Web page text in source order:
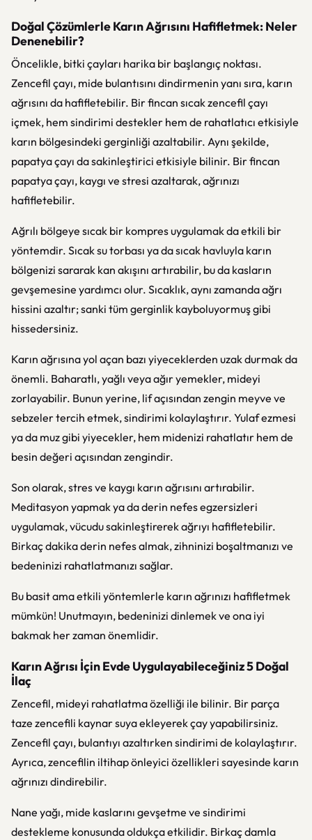
Doğal Çözümlerle Karın Ağrısını Hafifletmek: Neler
Denenebilir?
Öncelikle, bitki çayları harika bir başlangıç noktası.
Zencefil çayı, mide bulantısını dindirmenin yanı sıra, karın
ağrısını da hafifletebilir. Bir fincan sıcak zencefil çayı
içmek, hem sindirimi destekler hem de rahatlatıcı etkisiyle
karın bölgesindeki gerginliği azaltabilir. Aynı şekilde,
papatya çayı da sakinleştirici etkisiyle bilinir. Bir fincan
papatya çayı, kaygı ve stresi azaltarak, ağrınızı
hafifletebilir.
Ağrılı bölgeye sıcak bir kompres uygulamak da etkili bir
yöntemdir. Sıcak su torbası ya da sıcak havluyla karın
bölgenizi sararak kan akışını artırabilir, bu da kasların
gevşemesine yardımcı olur. Sıcaklık, aynı zamanda ağrı
hissini azaltır; sanki tüm gerginlik kayboluyormuş gibi
hissedersiniz.
Karın ağrısına yol açan bazı yiyeceklerden uzak durmak da
önemli. Baharatlı, yağlı veya ağır yemekler, mideyi
zorlayabilir. Bunun yerine, lif açısından zengin meyve ve
sebzeler tercih etmek, sindirimi kolaylaştırır. Yulaf ezmesi
ya da muz gibi yiyecekler, hem midenizi rahatlatır hem de
besin değeri açısından zengindir.
Son olarak, stres ve kaygı karın ağrısını artırabilir.
Meditasyon yapmak ya da derin nefes egzersizleri
uygulamak, vücudu sakinleştirerek ağrıyı hafifletebilir.
Birkaç dakika derin nefes almak, zihninizi boşaltmanızı ve
bedeninizi rahatlatmanızı sağlar.
Bu basit ama etkili yöntemlerle karın ağrınızı hafifletmek
mümkün! Unutmayın, bedeninizi dinlemek ve ona iyi
bakmak her zaman önemlidir.
Karın Ağrısı İçin Evde Uygulayabileceğiniz 5 Doğal
İlaç
Zencefil, mideyi rahatlatma özelliği ile bilinir. Bir parça
taze zencefili kaynar suya ekleyerek çay yapabilirsiniz.
Zencefil çayı, bulantıyı azaltırken sindirimi de kolaylaştırır.
Ayrıca, zencefilin iltihap önleyici özellikleri sayesinde karın
ağrınızı dindirebilir.
Nane yağı, mide kaslarını gevşetme ve sindirimi
destekleme konusunda oldukça etkilidir. Birkaç damla